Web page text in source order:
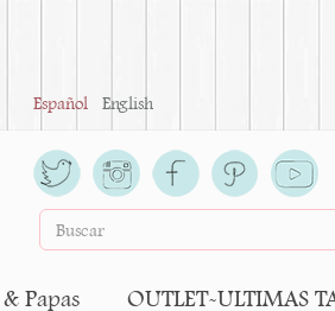
Español English
Papas OUTLET-ULTIMAS